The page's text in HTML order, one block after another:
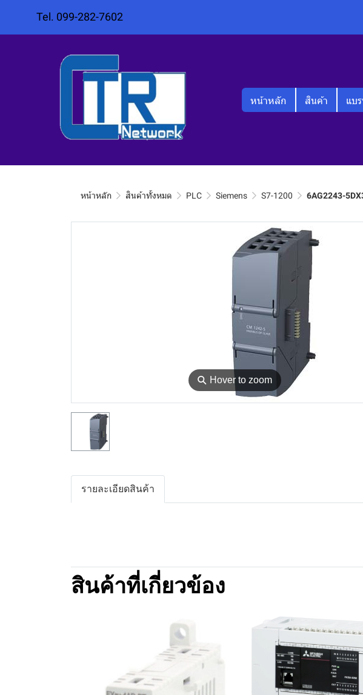
Tel. 099-282-7602
หน้าหลัก สินค้า แบ
หน้าหลัก สินค้าทั้งหมด PLC Siemens S7-1200 6AG2243-
⚲ Hover to zoom
รายละเอียดสินค้า
สินค้าที่เกี่ยวข้อง